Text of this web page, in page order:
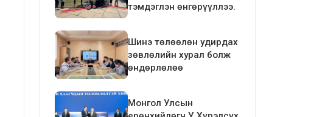
тэмдэглэн өнгөрүүллээ.
Шинэ төлөөлөн удирдах
зөвлөлийн хурал болж
өндөрлөлөө
Монгол Улсын